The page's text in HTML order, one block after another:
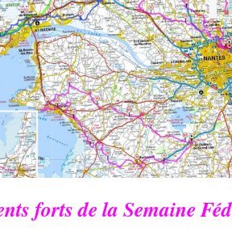
forts de la Semaine